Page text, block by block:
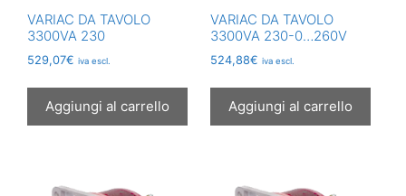
VARIAC DA TAVOLO
3300VA 230
529,07€ iva escl.
Aggiungi al carrello
VARIAC DA TAVOLO
3300VA 230-0…260V
524,88€ iva escl.
Aggiungi al carrello